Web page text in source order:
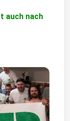
auch nach